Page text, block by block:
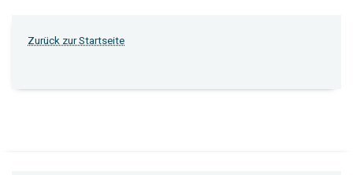
Zurück zur Startseite